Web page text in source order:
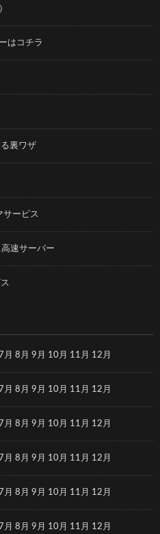
はコチラ
裏ワザ
サービス
高速サーバー
7月 8月 9月 10月 11月 12月
7月 8月 9月 10月 11月 12月
7月 8月 9月 10月 11月 12月
7月 8月 9月 10月 11月 12月
7月 8月 9月 10月 11月 12月
7月 8月 9月 10月 11月 12月